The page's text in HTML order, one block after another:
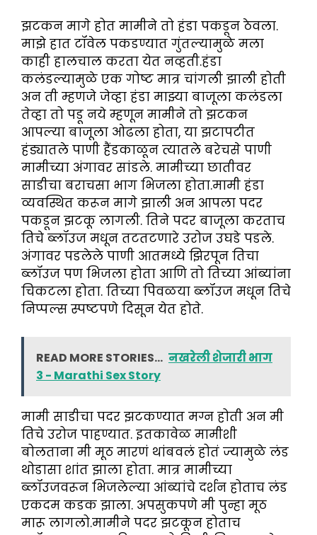
झटकन मागे होत मामीने तो हंडा पकडून ठेवला.
माझे हात टॉवेल पकडण्यात गुंतल्यामुळे मला
काही हालचाल करता येत नव्हती.हंडा
कलंडल्यामुळे एक गोष्ट मात्र चांगली झाली होती
अन ती म्हणजे जेव्हा हंडा माझ्या बाजूला कलंडला
तेव्हा तो पडू नये म्हणून मामीने तो झटकन
आपल्या बाजूला ओढला होता, या झटापटीत
हंड्यातले पाणी हैंडकाळून त्यातले बरेचसे पाणी
मामीच्या अंगावर सांडले. मामीच्या छातीवर
साडीचा बराचसा भाग भिजला होता.मामी हंडा
व्यवस्थित करून मागे झाली अन आपला पदर
पकडून झटकू लागली. तिने पदर बाजूला करताच
तिचे ब्लॉउज मधून तटतटणारे उरोज उघडे पडले.
अंगावर पडलेले पाणी आतमध्ये झिरपून तिचा
ब्लॉउज पण भिजला होता आणि तो तिच्या आंब्यांना
चिकटला होता. तिच्या पिवळया ब्लॉउज मधून तिचे
निप्पल्स स्पष्टपणे दिसून येत होते.
READ MORE STORIES... नखरेली शेजारी भाग
3 - Marathi Sex Story
मामी साडीचा पदर झटकण्यात मग्न होती अन मी
तिचे उरोज पाहण्यात. इतकावेळ मामीशी
बोलताना मी मूठ मारणं थांबवलं होतं ज्यामुळे लंड
थोडासा शांत झाला होता. मात्र मामीच्या
ब्लॉउजवरून भिजलेल्या आंब्यांचे दर्शन होताच लंड
एकदम कडक झाला. अपसुकपणे मी पुन्हा मूठ
मारू लागलो.मामीने पदर झटकून होताच